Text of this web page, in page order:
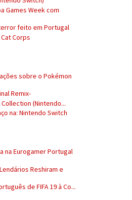
Games Week com
feito em Portugal
Corps
sobre o Pokémon
Remix-
(Nintendo...
na: Nintendo Switch
na Eurogamer Portugal
Reshiram e
de FIFA 19 à Co...